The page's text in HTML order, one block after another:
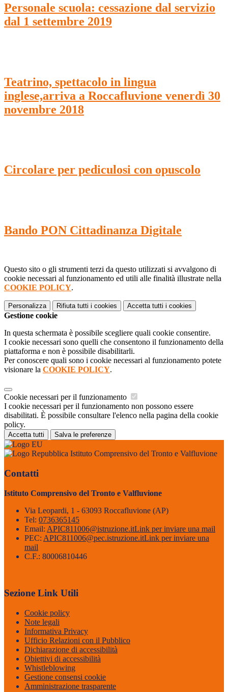
Personale scuola: cessazione dal servizio
dal 1 settembre 2019
Teatrino, spettacolo in lingua
inglese,arriva a Roccafluvione venerdì 30
novembre 2018
Circolare per pediculosi con opuscolo
Bando PON Cittadinanza Digitale
Questo sito o gli strumenti terzi da questo utilizzati si avvalgono di
cookie necessari al funzionamento ed utili alle finalità illustrate nella
COOKIE POLICY.
Personalizza Rifiuta tutti i cookies Accetta tutti i cookies
Gestione cookie
In questa schermata è possibile scegliere quali cookie consentire.
I cookie necessari sono quelli che consentono il funzionamento della
piattaforma e non è possibile disabilitarli.
Per conoscere quali sono i cookie necessari al funzionamento potete
visionare la COOKIE POLICY.
Cookie necessari per il funzionamento
I cookie necessari per il funzionamento non possono essere
disabilitati. È possibile consultare l'elenco nella pagina della cookie
policy.
Accetta tutti Salva le preferenze
Istituto Comprensivo del Tronto e Valfluvione
Contatti
Istituto Comprensivo del Tronto e Valfluvione
Via Leopardi, 1 - 63093 Roccafluvione (AP)
Tel: 0736365145
Email: APIC811006@istruzione.itLink per inviare una mail
PEC: APIC811006@pec.istruzione.itLink per inviare una
mail
C.F.: 80006810446
Sezione Link Utili
Cookie policy
Note legali
Informativa Privacy
Ufficio Relazioni con il Pubblico
Dichiarazione di accessibilità
Obiettivi di accessibilità
Whistleblowing
Gestione consensi cookie
Amministrazione trasparente